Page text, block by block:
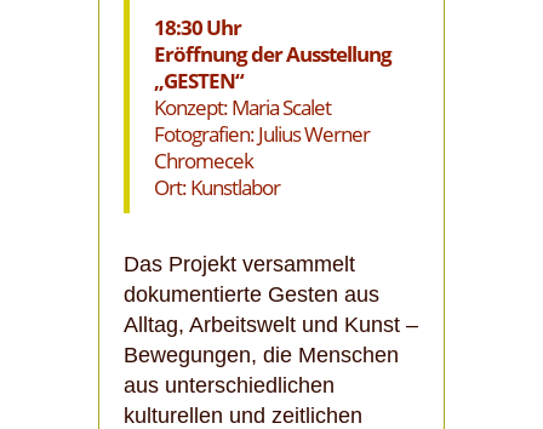
18:30 Uhr
Eröffnung der Ausstellung
„GESTEN“
Konzept: Maria Scalet
Fotografien: Julius Werner
Chromecek
Ort: Kunstlabor
Das Projekt versammelt
dokumentierte Gesten aus
Alltag, Arbeitswelt und Kunst –
Bewegungen, die Menschen
aus unterschiedlichen
kulturellen und zeitlichen